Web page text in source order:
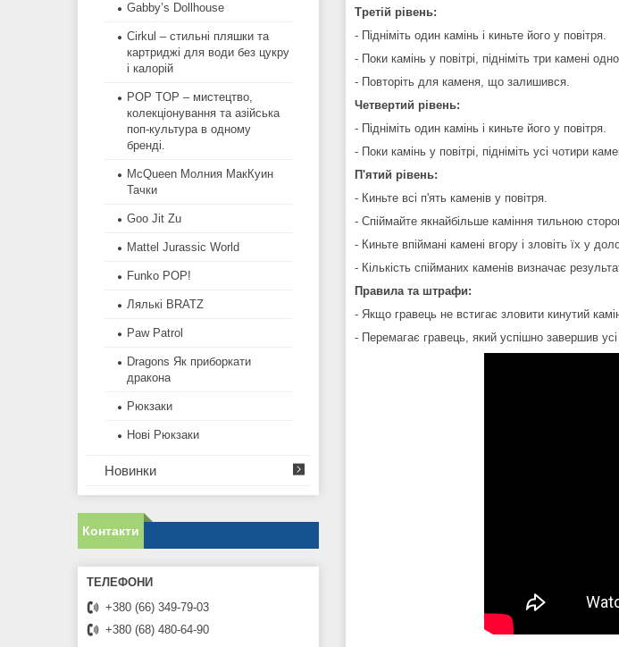
Третій рівень:
- Підніміть один камінь і киньте його у повітря.
- Поки камінь у повітрі, підніміть три камені
- Повторіть для каменя, що залишився.
Четвертий рівень:
- Підніміть один камінь і киньте його у повітря.
- Поки камінь у повітрі, підніміть усі чотири
П'ятий рівень:
- Киньте всі п'ять каменів у повітря.
- Спіймайте якнайбільше каміння тильною
- Киньте впіймані камені вгору і зловіть їх у
- Кількість спійманих каменів визначає
Правила та штрафи:
- Якщо гравець не встигає зловити кинутий
- Перемагає гравець, який успішно завершив усі
Gabby’s Dollhouse
Cirkul – стильні пляшки та
картриджі для води без цукру
і калорій
POP TOP – мистецтво,
колекціонування та азійська
поп-культура в одному
бренді.
McQueen Молния МакКуин
Тачки
Goo Jit Zu
Mattel Jurassic World
Funko POP!
​Лялькі BRATZ
Paw Patrol
Dragons Як приборкати
дракона
Рюкзаки
Нові Рюкзаки
Новинки
Контакти
+380 (66) 349-79-03
+380 (68) 480-64-90